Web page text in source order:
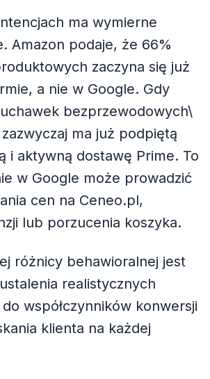
ma wymierne
Amazon podaje, że 66%
zaczyna się już
a nie w Google. Gdy
bezprzewodowych\
ma już podpiętą
i aktywną dostawę Prime. To
w Google może prowadzić
cen na Ceneo.pl,
lub porzucenia koszyka.
różnicy behawioralnej jest
realistycznych
współczynników konwersji
klienta na każdej